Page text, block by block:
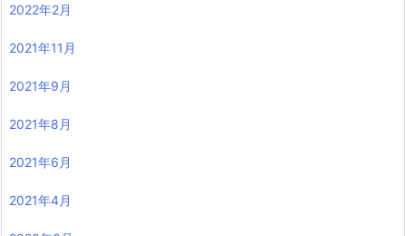
2022年2月
2021年11月
2021年9月
2021年8月
2021年6月
2021年4月